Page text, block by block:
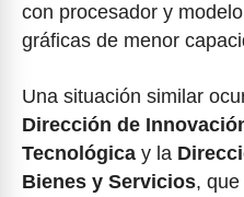
con procesador y
gráficas de menor
Una situación similar
Dirección de
Tecnológica y la
Bienes y Servicios,